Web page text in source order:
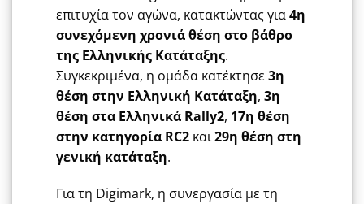
επιτυχία τον αγώνα, κατακτώντας για4η
συνεχόμενη χρονιά θέση στο βάθρο
της Ελληνικής Κατάταξης.
Συγκεκριμένα, η ομάδα κατέκτησε 3η
θέση στην Ελληνική Κατάταξη, 3η
θέση στα Ελληνικά Rally2, 17η θέση
στην κατηγορία RC2 και29η θέση στη
γενική κατάταξη.
Για τη Digimark, η συνεργασία με τη